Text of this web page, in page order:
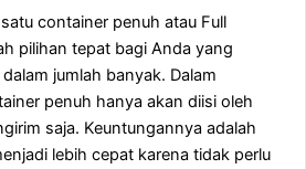
container penuh atau Full
pilihan tepat bagi Anda yang
jumlah banyak. Dalam
penuh hanya akan diisi oleh
saja. Keuntungannya adalah
lebih cepat karena tidak perlu